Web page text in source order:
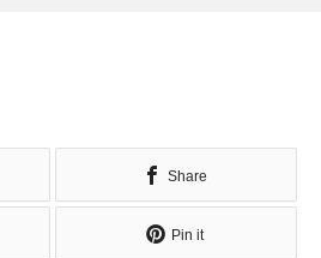
Share
Pin it